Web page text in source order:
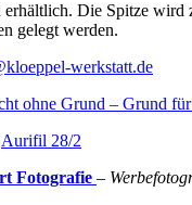
Die Spitze wird
gelegt werden.
werkstatt.de
ohne Grund – Grund
Aurifil 28/2
Fotografie –